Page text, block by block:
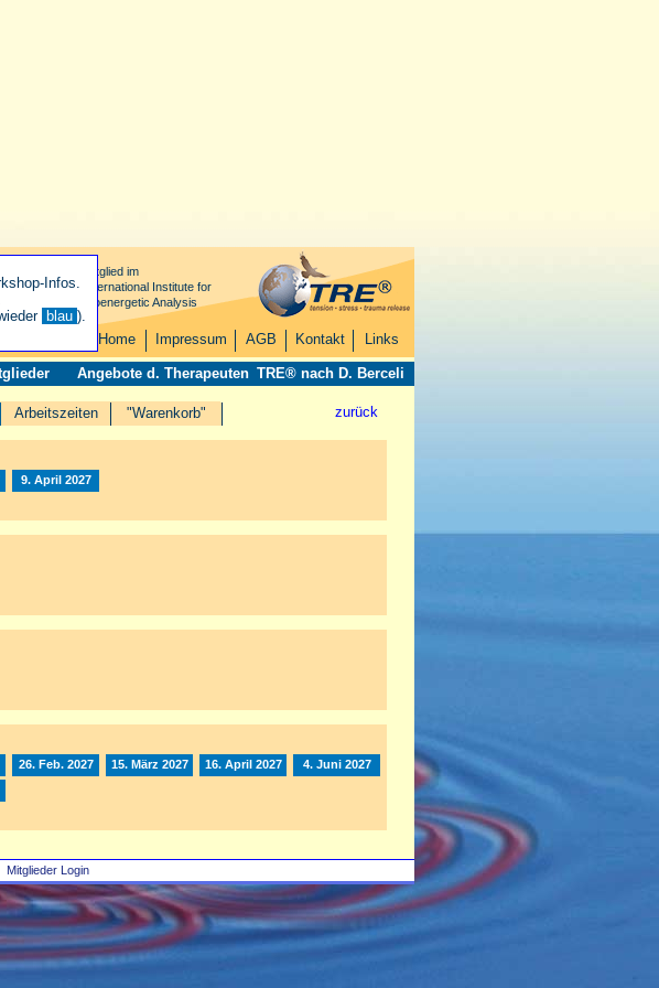
Mitglieder Login
Mitglied im
International Institute for
Bioenergetic Analysis
Home Impressum AGB Kontakt Links
Angebote d. Therapeuten TRE® nach D. Berceli
zurück
Arbeitszeiten "Warenkorb"
9. April 2027
26. Feb. 2027 15. März 2027 16. April 2027
4. Juni 2027
Infos.
blau ).